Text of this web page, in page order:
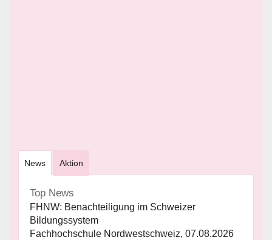
News Aktion
Top News
FHNW: Benachteiligung im Schweizer
Bildungssystem
Fachhochschule Nordwestschweiz, 07.08.2026